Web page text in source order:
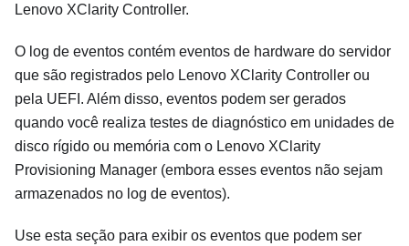
Lenovo XClarity Controller.
O log de eventos contém eventos de hardware do servidor
que são registrados pelo Lenovo XClarity Controller ou
pela UEFI. Além disso, eventos podem ser gerados
quando você realiza testes de diagnóstico em unidades de
disco rígido ou memória com o Lenovo XClarity
Provisioning Manager (embora esses eventos não sejam
armazenados no log de eventos).
Use esta seção para exibir os eventos que podem ser